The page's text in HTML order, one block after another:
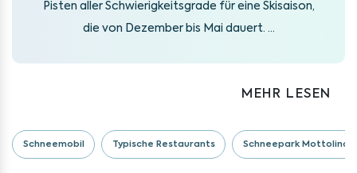
Pisten aller Schwierigkeitsgrade für eine Skisaison,
die von Dezember bis Mai dauert. ...
MEHR LESEN
Schneemobil Typische Restaurants Schneepark Mottolino